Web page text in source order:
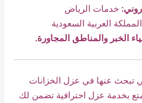
خدمات الرياض
العربية السعودية
الخبر والمناطق المجاورة.
تبحث عنها في عزل الخزانات
بخدمة عزل احترافية تضمن لك